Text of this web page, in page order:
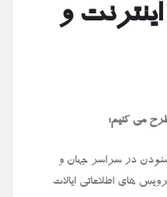
و
می کنیم:
در سراسر جهان و
های اطلاعاتی ایالات